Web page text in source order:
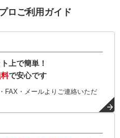
ロご利用ガイド
上で簡単！
で安心です
FAX・メールよりご連絡いただ